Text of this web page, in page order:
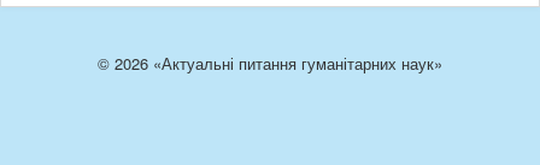
© 2026 «Актуальні питання гуманітарних наук»